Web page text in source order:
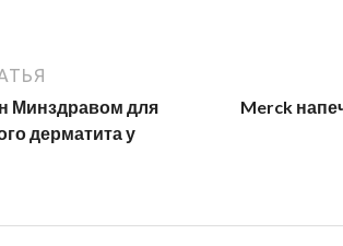
Минздравом для
дерматита у
Merck